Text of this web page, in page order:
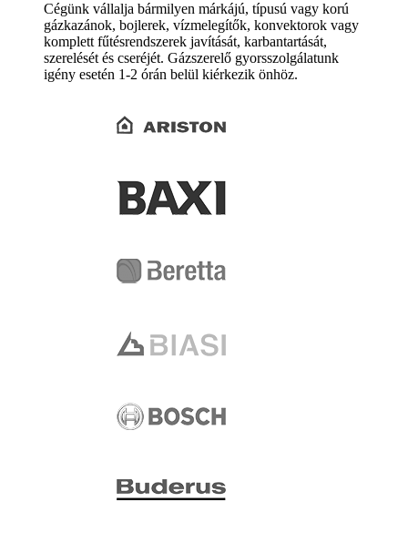
Cégünk vállalja bármilyen márkájú, típusú vagy korú
gázkazánok, bojlerek, vízmelegítők, konvektorok vagy
komplett fűtésrendszerek javítását, karbantartását,
szerelését és cseréjét. Gázszerelő gyorsszolgálatunk
igény esetén 1-2 órán belül kiérkezik önhöz.